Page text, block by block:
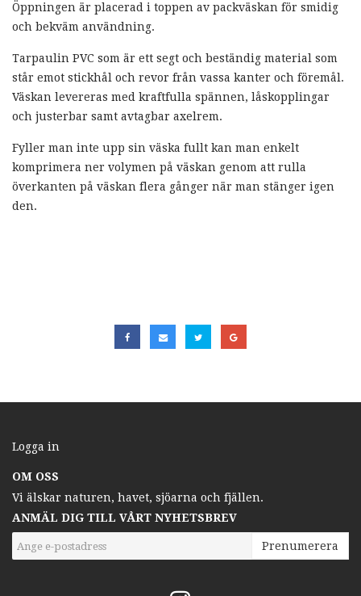
Öppningen är placerad i toppen av packväskan för smidig
och bekväm användning.
Tarpaulin PVC som är ett segt och beständig material som
står emot stickhål och revor från vassa kanter och föremål.
Väskan levereras med kraftfulla spännen, låskopplingar
och justerbar samt avtagbar axelrem.
Fyller man inte upp sin väska fullt kan man enkelt
komprimera ner volymen på väskan genom att rulla
överkanten på väskan flera gånger när man stänger igen
den.
Logga in
OM OSS
Vi älskar naturen, havet, sjöarna och fjällen.
ANMÄL DIG TILL VÅRT NYHETSBREV
Prenumerera